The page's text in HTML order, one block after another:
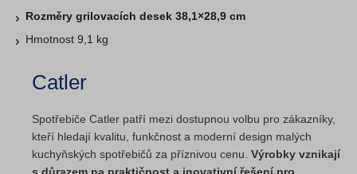
Rozměry grilovacích desek 38,1×28,9 cm
Hmotnost 9,1 kg
Catler
Spotřebiče Catler patří mezi dostupnou volbu pro zákazníky,
kteří hledají kvalitu, funkčnost a moderní design malých
kuchyňských spotřebičů za příznivou cenu. Výrobky vznikají